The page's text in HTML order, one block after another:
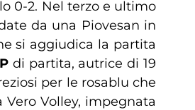
0-2. Nel terzo e ultimo
da una Piovesan in
si aggiudica la partita
di partita, autrice di 19
per le rosablu che
Volley, impegnata